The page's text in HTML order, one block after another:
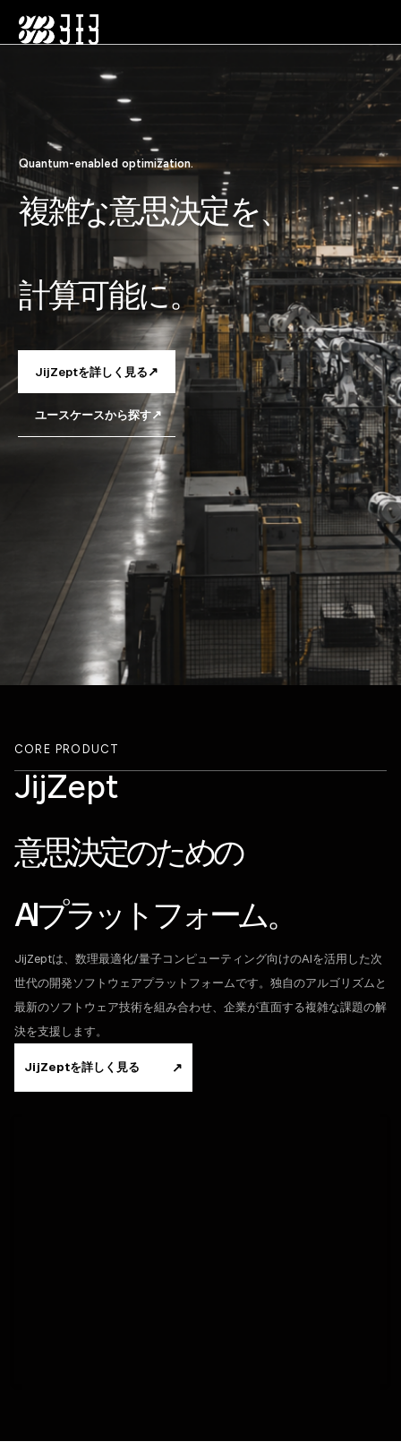
JijZep
t
Quantum-enabled optimization.
複雑な意思決定を、
計算可能に。
JijZeptを詳しく見る↗
ユースケースから探す↗
CORE PRODUCT
JijZept
意思決定のための
AIプラットフォーム。
JijZeptは、数理最適化/量子コンピューティング向けのAIを活用した次
世代の開発ソフトウェアプラットフォームです。独自のアルゴリズムと
最新のソフトウェア技術を組み合わせ、企業が直面する複雑な課題の解
決を支援します。
JijZeptを詳しく見る ↗